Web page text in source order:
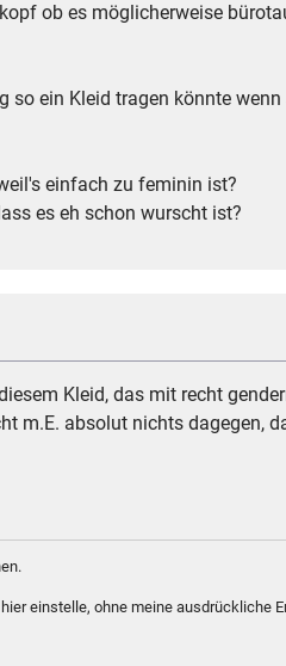
ob es möglicherweise
so ein Kleid tragen könnte
einfach zu feminin ist?
es eh schon wurscht ist?
Kleid, das mit recht
m.E. absolut nichts dagegen,
einstelle, ohne meine ausdrückliche